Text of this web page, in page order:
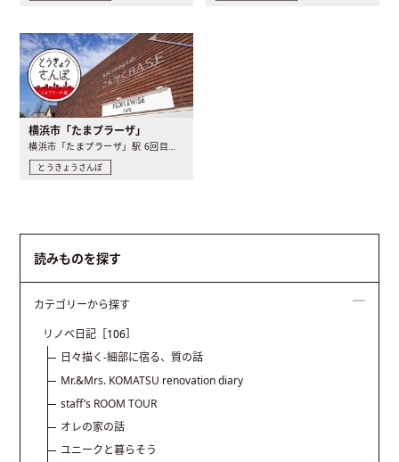
横浜市「たまプラーザ」
横浜市「たまプラーザ」駅 6回目の今回ご案内するのは、田園..
とうきょうさんぽ
読みものを探す
カテゴリーから探す
リノベ日記 ［106］
日々描く-細部に宿る、質の話
Mr.&Mrs. KOMATSU renovation diary
staff’s ROOM TOUR
オレの家の話
ユニークと暮らそう